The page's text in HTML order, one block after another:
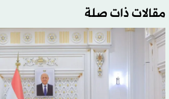
مقالات ذات صلة